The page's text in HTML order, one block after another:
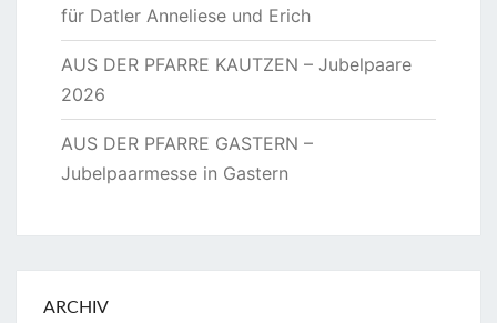
für Datler Anneliese und Erich
AUS DER PFARRE KAUTZEN – Jubelpaare
2026
AUS DER PFARRE GASTERN –
Jubelpaarmesse in Gastern
ARCHIV